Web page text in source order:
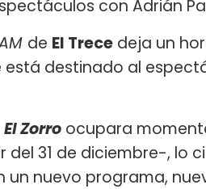
con Adrián
de El Trece deja un
está destinado al
El Zorro ocupara
31 de diciembre-, lo
un nuevo programa,